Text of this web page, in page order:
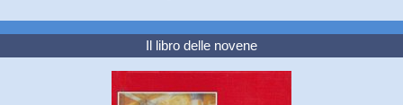
Il libro delle novene